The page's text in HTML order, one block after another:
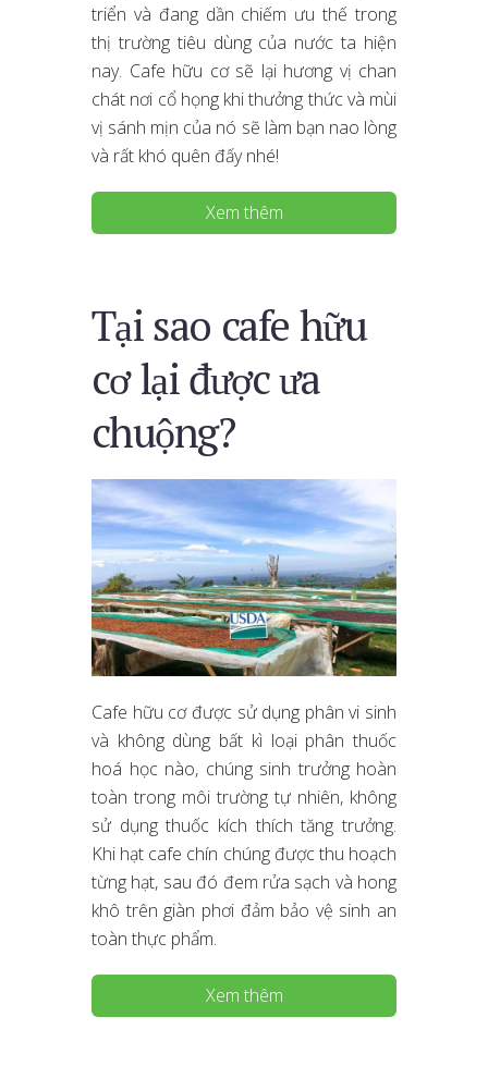
triển và đang dần chiếm ưu thế trong
thị trường tiêu dùng của nước ta hiện
nay. Cafe hữu cơ sẽ lại hương vị chan
chát nơi cổ họng khi thưởng thức và mùi
vị sánh mịn của nó sẽ làm bạn nao lòng
và rất khó quên đấy nhé!
Xem thêm
Tại sao cafe hữu
cơ lại được ưa
chuộng?
Cafe hữu cơ được sử dụng phân vi sinh
và không dùng bất kì loại phân thuốc
hoá học nào, chúng sinh trưởng hoàn
toàn trong môi trường tự nhiên, không
sử dụng thuốc kích thích tăng trưởng.
Khi hạt cafe chín chúng được thu hoạch
từng hạt, sau đó đem rửa sạch và hong
khô trên giàn phơi đảm bảo vệ sinh an
toàn thực phẩm.
Xem thêm